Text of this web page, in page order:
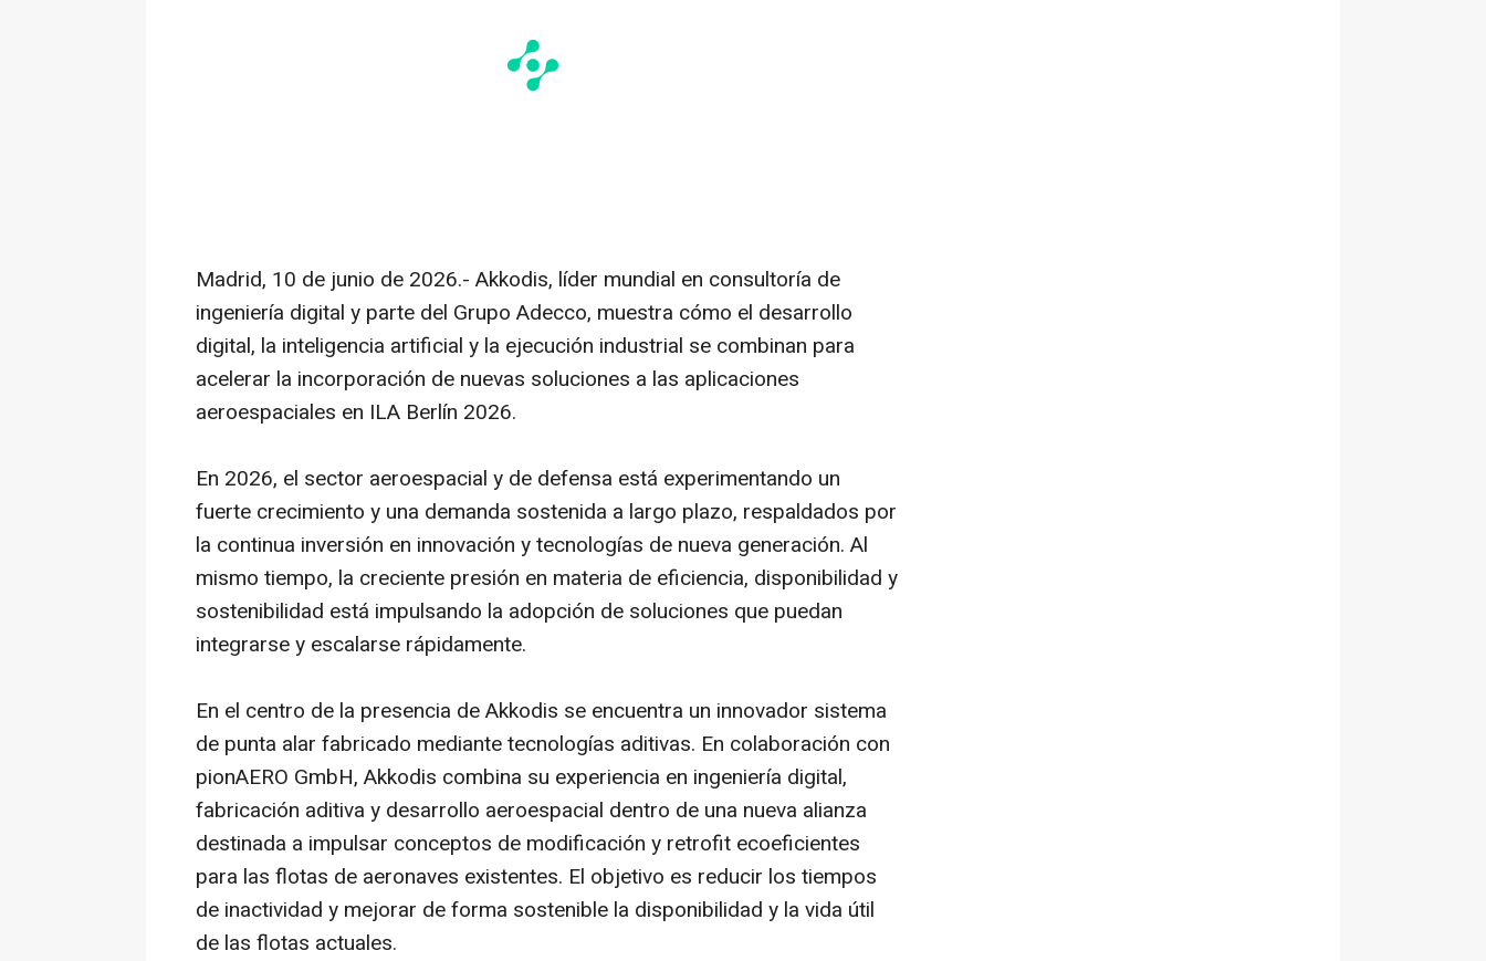
Madrid, 10 de junio de 2026.- Akkodis, líder mundial en consultoría de
ingeniería digital y parte del Grupo Adecco, muestra cómo el desarrollo
digital, la inteligencia artificial y la ejecución industrial se combinan para
acelerar la incorporación de nuevas soluciones a las aplicaciones
aeroespaciales en ILA Berlín 2026.
En 2026, el sector aeroespacial y de defensa está experimentando un
fuerte crecimiento y una demanda sostenida a largo plazo, respaldados por
la continua inversión en innovación y tecnologías de nueva generación. Al
mismo tiempo, la creciente presión en materia de eficiencia, disponibilidad y
sostenibilidad está impulsando la adopción de soluciones que puedan
integrarse y escalarse rápidamente.
En el centro de la presencia de Akkodis se encuentra un innovador sistema
de punta alar fabricado mediante tecnologías aditivas. En colaboración con
pionAERO GmbH, Akkodis combina su experiencia en ingeniería digital,
fabricación aditiva y desarrollo aeroespacial dentro de una nueva alianza
destinada a impulsar conceptos de modificación y retrofit ecoeficientes
para las flotas de aeronaves existentes. El objetivo es reducir los tiempos
de inactividad y mejorar de forma sostenible la disponibilidad y la vida útil
de las flotas actuales.